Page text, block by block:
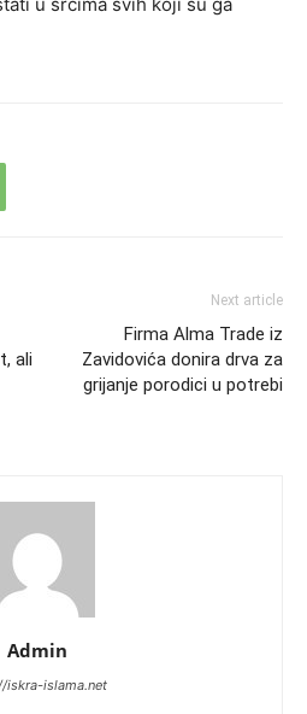
ali
Next article
Firma Alma Trade iz
Zavidovića donira drva za
grijanje porodici u potrebi
Admin
iskra-islama.net